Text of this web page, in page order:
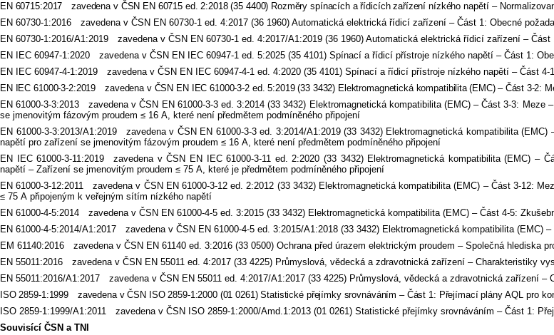
EN 60715:2017 zavedena v ČSN EN 60715 ed. 2:2018 (35 4400) Rozměry spínacích a řídicích zařízení nízkého napětí –
EN 60730-1:2016 zavedena v ČSN EN 60730-1 ed. 4:2017 (36 1960) Automatická elektrická řídicí zařízení – Část 1: Obecné
EN 60730-1:2016/A1:2019 zavedena v ČSN EN 60730-1 ed. 4:2017/A1:2019 (36 1960) Automatická elektrická řídicí zařízení – Část
EN IEC 60947-1:2020 zavedena v ČSN EN IEC 60947-1 ed. 5:2025 (35 4101) Spínací a řídicí přístroje nízkého napětí – Část 1:
EN IEC 60947-4-1:2019 zavedena v ČSN EN IEC 60947-4-1 ed. 4:2020 (35 4101) Spínací a řídicí přístroje nízkého napětí – Část
EN IEC 61000-3-2:2019 zavedena v ČSN EN IEC 61000-3-2 ed. 5:2019 (33 3432) Elektromagnetická kompatibi lita (EMC) – Část 3-2:
EN 61000-3-3:2013 zavedena v ČSN EN 61000-3-3 ed. 3:2014 (33 3432) Elektromagnetická kompatibilita (EMC) – Část 3-3:
se jmenovitým fázovým proudem ≤ 16 A, které není předmětem podmíněného připojení
EN 61000-3-3:2013/A1:2019 zavedena v ČSN EN 61000-3-3 ed. 3:2014/A1:2019 (33 3432) Elektromagnetická kompatibilita
napětí pro zařízení se jmenovitým fázovým proudem ≤ 16 A, které není předmětem podmíněného připojení
EN IEC 61000-3-11:2019 zavedena v ČSN EN IEC 61000-3-11 ed. 2:2020 (33 3432) Elektromagnetická kompatibilita (EMC)
napětí – Zařízení se jmenovitým proudem ≤ 75 A, které je předmětem podmíněného připojení
EN 61000-3-12:2011 zavedena v ČSN EN 61000-3-12 ed. 2:2012 (33 3432) Elektromagnetická kompatibilita (EMC) – Část 3-12:
≤ 75 A připojeným k veřejným sítím nízkého napětí
EN 61000-4-5:2014 zavedena v ČSN EN 61000-4-5 ed. 3:2015 (33 3432) Elektromagnetická kompatibilita (EMC) – Část 4-5:
EN 61000-4-5:2014/A1:2017 zavedena v ČSN EN 61000-4-5 ed. 3:2015/A1:2018 (33 3432) Elektromagnetická kompatibilita
EM 61140:2016 zavedena v ČSN EN 61140 ed. 3:2016 (33 0500) Ochrana před úrazem elektrickým proudem – Společná hlediska
EN 55011:2016 zavedena v ČSN EN 55011 ed. 4:2017 (33 4225) Průmyslová, vědecká a zdravotnická zařízení – Charakteristiky
EN 55011:2016/A1:2017 zavedena v ČSN EN 55011 ed. 4:2017/A1:2017 (33 4225) Průmyslová, vědecká a zdravotnická zařízení
ISO 2859-1:1999 zavedena v ČSN ISO 2859-1:2000 (01 0261) Statistické přejímky srovnáváním – Část 1: Přejímacíplány AQL pro
ISO 2859-1:1999/A1:2011 zavedena v ČSN ISO 2859-1:2000/Amd.1:2013 (01 0261) Statistické přejímky srovnáváním – Část 1:
Souvisící ČSN a TNI